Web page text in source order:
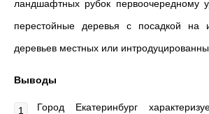
ландшафтных рубок первоочередному
перестойные деревья с посадкой на
деревьев местных или
Выводы
Город Екатеринбург